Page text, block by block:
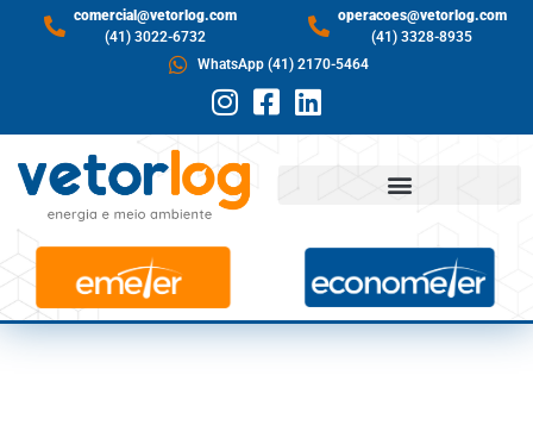
comercial@vetorlog.com
(41) 3022-6732
operacoes@vetorlog.com
(41) 3328-8935
WhatsApp (41) 2170-5464